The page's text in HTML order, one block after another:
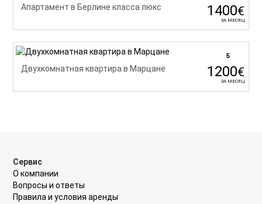
1400€
ЗА МЕСЯЦ
Апартамент в Берлине класса люкс
5
1200€
ЗА МЕСЯЦ
Двухкомнатная квартира в Марцане
Сервис
О компании
Вопросы и ответы
Правила и условия aренды